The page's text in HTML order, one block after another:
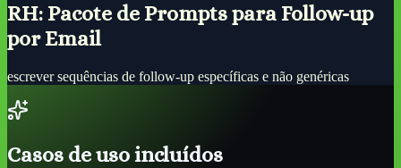
RH: Pacote de Prompts para Follow-up
por Email
escrever sequências de follow-up específicas e não genéricas
Casos de uso incluídos